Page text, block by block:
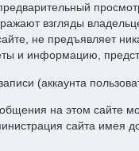
взгляды
не предъявляет
и информацию,
(аккаунта
на этом сайте
сайта